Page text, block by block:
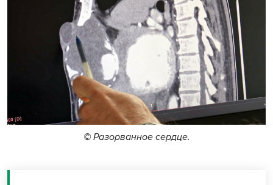
© Разорванное сердце.